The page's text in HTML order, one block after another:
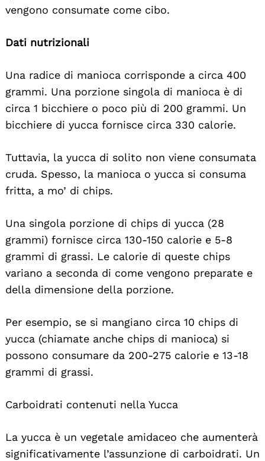
vengono consumate come cibo.
Dati nutrizionali
Una radice di manioca corrisponde a circa 400
grammi. Una porzione singola di manioca è di
circa 1 bicchiere o poco più di 200 grammi. Un
bicchiere di yucca fornisce circa 330 calorie.
Tuttavia, la yucca di solito non viene consumata
cruda. Spesso, la manioca o yucca si consuma
fritta, a mo’ di chips.
Una singola porzione di chips di yucca (28
grammi) fornisce circa 130-150 calorie e 5-8
grammi di grassi. Le calorie di queste chips
variano a seconda di come vengono preparate e
della dimensione della porzione.
Per esempio, se si mangiano circa 10 chips di
yucca (chiamate anche chips di manioca) si
possono consumare da 200-275 calorie e 13-18
grammi di grassi.
Carboidrati contenuti nella Yucca
La yucca è un vegetale amidaceo che aumenterà
significativamente l’assunzione di carboidrati. Un